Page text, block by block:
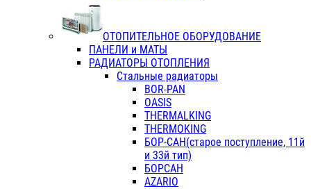
ОТОПИТЕЛЬНОЕ ОБОРУДОВАНИЕ
ПАНЕЛИ и МАТЫ
РАДИАТОРЫ ОТОПЛЕНИЯ
Стальные радиаторы
BOR-PAN
OASIS
THERMALKING
THERMOKING
БОР-САН(старое поступление, 11й
и 33й тип)
БОРСАН
AZARIO